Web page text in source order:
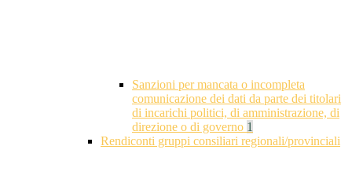
Sanzioni per mancata o incompleta
comunicazione dei dati da parte dei titolari
di incarichi politici, di amministrazione, di
direzione o di governo 1
Rendiconti gruppi consiliari regionali/provinciali